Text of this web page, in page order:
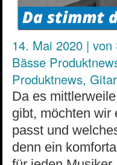
14. Mai 2020 | von
Bässe
Produktnews,
Da es
gibt, möchten wir
passt und
denn ein